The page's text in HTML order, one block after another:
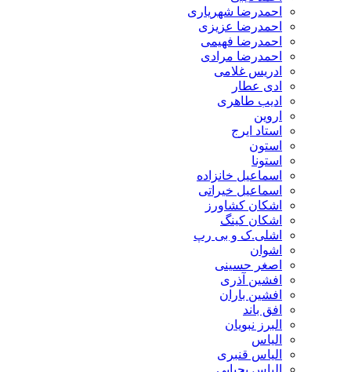
احمدرضا شهریاری
احمدرضا عزیزی
احمدرضا فهیمی
احمدرضا مرادی
ادریس غلامی
ادی عطار
ادیب طاهری
اروین
استاد ایرج
استون
استونا
اسماعیل خانزاده
اسماعیل خیراتی
اشکان کشاورز
اشکان کینگ
اشلی.ک و بی رپ
اشوان
اصغر حسینی
افشین آذری
افشین باران
افق باند
البرز نبویان
الیاس
الیاس قنبرى